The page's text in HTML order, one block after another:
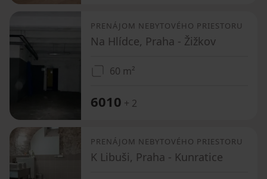
PRENÁJOM NEBYTOVÉHO PRIESTORU
Na Hlídce, Praha - Žižkov
60 m²
6010 + 2
PRENÁJOM NEBYTOVÉHO PRIESTORU
K Libuši, Praha - Kunratice